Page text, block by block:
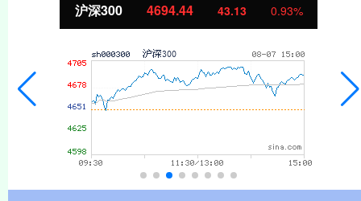
北证50 1134.24 11.37 1.01%